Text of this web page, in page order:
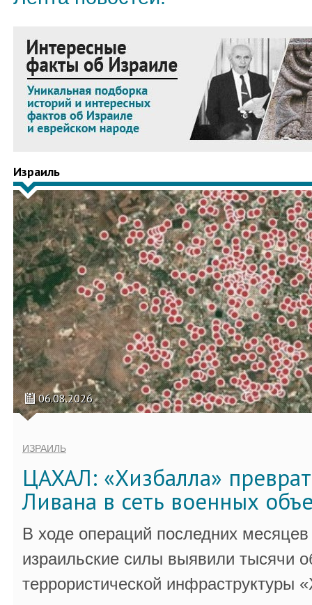
Израиль
06.08.2026
ИЗРАИЛЬ
ЦАХАЛ: «Хизбалла»
Ливана в сеть военных
В ходе операций последних
израильские силы выявили тысячи
террористической инфраструктуры